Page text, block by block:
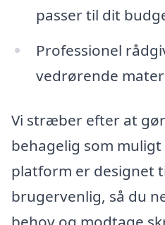
passer til dit
Professionel
vedrørende
Vi stræber efter at
behagelig som
platform er designet
brugervenlig, så du